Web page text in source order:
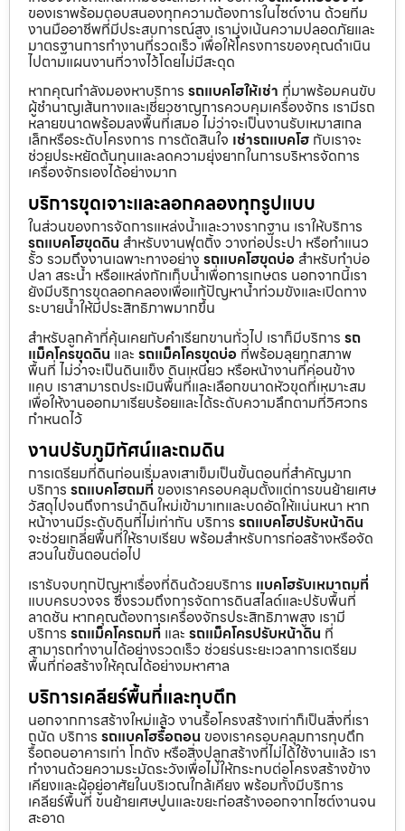
ของเราพร้อมตอบสนองทุกความต้องการในไซต์งาน ด้วยทีม
งานมืออาชีพที่มีประสบการณ์สูง เรามุ่งเน้นความปลอดภัยและ
มาตรฐานการทำงานที่รวดเร็ว เพื่อให้โครงการของคุณดำเนิน
ไปตามแผนงานที่วางไว้โดยไม่มีสะดุด
หากคุณกำลังมองหาบริการ รถแบคโฮให้เช่า ที่มาพร้อมคนขับ
ผู้ชำนาญเส้นทางและเชี่ยวชาญการควบคุมเครื่องจักร เรามีรถ
หลายขนาดพร้อมลงพื้นที่เสมอ ไม่ว่าจะเป็นงานรับเหมาสเกล
เล็กหรือระดับโครงการ การตัดสินใจ เช่ารถแบคโฮ กับเราจะ
ช่วยประหยัดต้นทุนและลดความยุ่งยากในการบริหารจัดการ
เครื่องจักรเองได้อย่างมาก
บริการขุดเจาะและลอกคลองทุกรูปแบบ
ในส่วนของการจัดการแหล่งน้ำและวางรากฐาน เราให้บริการ
รถแบคโฮขุดดิน สำหรับงานฟุตติ้ง วางท่อประปา หรือทำแนว
รั้ว รวมถึงงานเฉพาะทางอย่าง รถแบคโฮขุดบ่อ สำหรับทำบ่อ
ปลา สระน้ำ หรือแหล่งกักเก็บน้ำเพื่อการเกษตร นอกจากนี้เรา
ยังมีบริการขุดลอกคลองเพื่อแก้ปัญหาน้ำท่วมขังและเปิดทาง
ระบายน้ำให้มีประสิทธิภาพมากขึ้น
สำหรับลูกค้าที่คุ้นเคยกับคำเรียกขานทั่วไป เราก็มีบริการ รถ
แม็คโครขุดดิน และ รถแม็คโครขุดบ่อ ที่พร้อมลุยทุกสภาพ
พื้นที่ ไม่ว่าจะเป็นดินแข็ง ดินเหนียว หรือหน้างานที่ค่อนข้าง
แคบ เราสามารถประเมินพื้นที่และเลือกขนาดหัวขุดที่เหมาะสม
เพื่อให้งานออกมาเรียบร้อยและได้ระดับความลึกตามที่วิศวกร
กำหนดไว้
งานปรับภูมิทัศน์และถมดิน
การเตรียมที่ดินก่อนเริ่มลงเสาเข็มเป็นขั้นตอนที่สำคัญมาก
บริการ รถแบคโฮถมที่ ของเราครอบคลุมตั้งแต่การขนย้ายเศษ
วัสดุไปจนถึงการนำดินใหม่เข้ามาเทและบดอัดให้แน่นหนา หาก
หน้างานมีระดับดินที่ไม่เท่ากัน บริการ รถแบคโฮปรับหน้าดิน
จะช่วยเกลี่ยพื้นที่ให้ราบเรียบ พร้อมสำหรับการก่อสร้างหรือจัด
สวนในขั้นตอนต่อไป
เรารับจบทุกปัญหาเรื่องที่ดินด้วยบริการ แบคโฮรับเหมาถมที่
แบบครบวงจร ซึ่งรวมถึงการจัดการดินสไลด์และปรับพื้นที่
ลาดชัน หากคุณต้องการเครื่องจักรประสิทธิภาพสูง เรามี
บริการ รถแม็คโครถมที่ และ รถแม็คโครปรับหน้าดิน ที่
สามารถทำงานได้อย่างรวดเร็ว ช่วยร่นระยะเวลาการเตรียม
พื้นที่ก่อสร้างให้คุณได้อย่างมหาศาล
บริการเคลียร์พื้นที่และทุบตึก
นอกจากการสร้างใหม่แล้ว งานรื้อโครงสร้างเก่าก็เป็นสิ่งที่เรา
ถนัด บริการ รถแบคโฮรื้อถอน ของเราครอบคลุมการทุบตึก
รื้อถอนอาคารเก่า โกดัง หรือสิ่งปลูกสร้างที่ไม่ได้ใช้งานแล้ว เรา
ทำงานด้วยความระมัดระวังเพื่อไม่ให้กระทบต่อโครงสร้างข้าง
เคียงและผู้อยู่อาศัยในบริเวณใกล้เคียง พร้อมทั้งมีบริการ
เคลียร์พื้นที่ ขนย้ายเศษปูนและขยะก่อสร้างออกจากไซต์งานจน
สะอาด